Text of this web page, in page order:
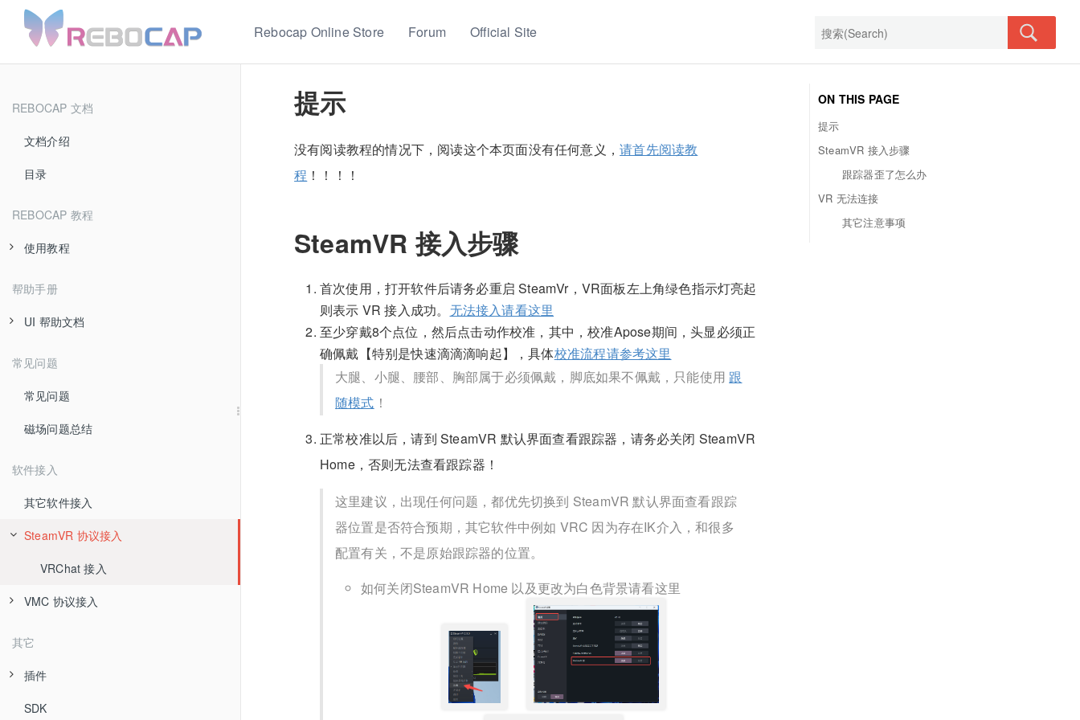
Rebocap Online Store Forum Official Site
REBOCAP 文档
文档介绍
目录
REBOCAP 教程
使用教程
开箱检查
绑带使用介绍
帮助手册
UI 帮助文档
控制区
连接
动捕参数
硬件信息列表
硬件连接预览
常见问题
常见问题
磁场问题总结
软件接入
其它软件接入
SteamVR 协议接入
VRChat 接入
VMC 协议接入
其它
插件
Blender
SDK
ON THIS PAGE
提示
SteamVR 接入步骤
跟踪器歪了怎么办
VR 无法连接
其它注意事项
提示
没有阅读教程的情况下，阅读这个本页面没有任何意义，请首先阅读教
程 ！！！！
SteamVR 接入步骤
首次使用，打开软件后请务必重启 SteamVr，VR面板左上角绿色指示灯亮起
则表示 VR 接入成功。 无法接入请看这里
至少穿戴8个点位，然后点击动作校准，其中，校准Apose期间，头显必须正
确佩戴【特别是快速滴滴滴响起】，具体校准流程请参考这里
大腿、小腿、腰部、胸部属于必须佩戴，脚底如果不佩戴，只能使用 跟
随模式 ！
正常校准以后，请到 SteamVR 默认界面查看跟踪器，请务必关闭 SteamVR
Home，否则无法查看跟踪器！
这里建议，出现任何问题，都优先切换到 SteamVR 默认界面查看跟踪
器位置是否符合预期，其它软件中例如 VRC 因为存在IK介入，和很多
配置有关，不是原始跟踪器的位置。
如何关闭SteamVR Home 以及更改为白色背景请看这里